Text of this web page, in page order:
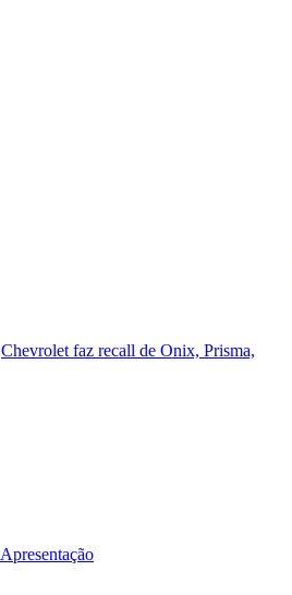
Chevrolet faz recall de Onix, Prisma,
Apresentação